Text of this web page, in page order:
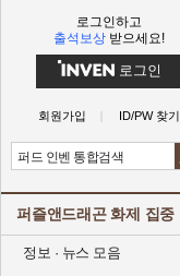
로그인하고
출석보상 받으세요!
로그인
회원가입 ID/PW 찾기
퍼즐앤드래곤 화제 집중
정보 · 뉴스 모음